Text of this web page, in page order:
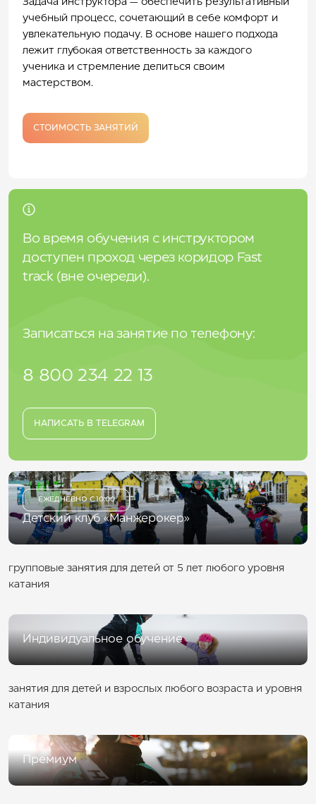
Задача инструктора — обеспечить результативный
учебный процесс, сочетающий в себе комфорт и
увлекательную подачу. В основе нашего подхода
лежит глубокая ответственность за каждого
ученика и стремление делиться своим
мастерством.
СТОИМОСТЬ ЗАНЯТИЙ
Во время обучения с инструктором
доступен проход через коридор Fast
track (вне очереди).
Записаться на занятие по телефону:
8 800 234 22 13
НАПИСАТЬ В TELEGRAM
ЕЖЕДНЕВНО С 10:00
Детский клуб «Манжерокер»
групповые занятия для детей от 5 лет любого уровня
катания
Индивидуальное обучение
занятия для детей и взрослых любого возраста и уровня
катания
Премиум